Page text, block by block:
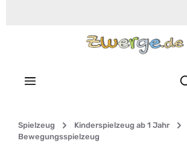
Spielzeug
Kinderspielzeug ab 1 Jahr
Bewegungsspielzeug